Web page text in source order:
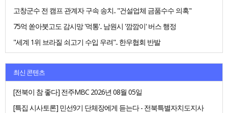
고창군수 전 캠프 관계자 구속 송치.. "건설업체 금품수수 의혹"
75억 쏟아붓고도 감시망 '먹통'.. 남원시 '깜깜이' 버스 행정
"세계 1위 브라질 쇠고기 수입 우려".. 한우협회 반발
최신 콘텐츠
[전북이 참 좋다] 전주MBC 2026년 08월 05일
[특집 시사토론] 민선9기 단체장에게 듣는다 - 전북특별자치도지사